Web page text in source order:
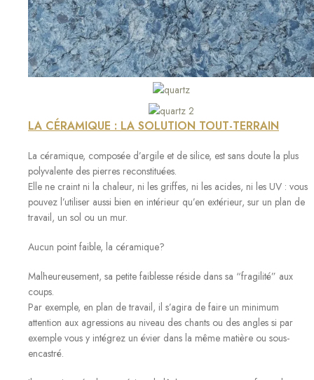
LA CÉRAMIQUE : LA SOLUTION TOUT-TERRAIN
La céramique, composée d’argile et de silice, est sans doute la plus
polyvalente des pierres reconstituées.
Elle ne craint ni la chaleur, ni les griffes, ni les acides, ni les UV : vous
pouvez l’utiliser aussi bien en intérieur qu’en extérieur, sur un plan de
travail, un sol ou un mur.
Aucun point faible, la céramique?
Malheureusement, sa petite faiblesse réside dans sa “fragilité” aux
coups.
Par exemple, en plan de travail, il s’agira de faire un minimum
attention aux agressions au niveau des chants ou des angles si par
exemple vous y intégrez un évier dans la même matière ou sous-
encastré.